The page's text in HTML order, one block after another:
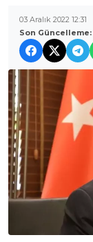
03 Aralık 2022 12:31
Son Güncelleme: